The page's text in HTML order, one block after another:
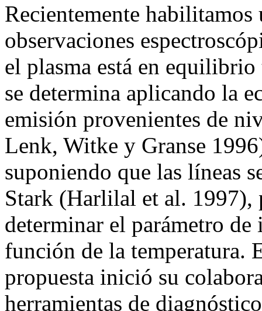
Recientemente habilitamos
observaciones
el plasma está en
se determina aplicando la
emisión provenientes de
Lenk, Witke y Granse
suponiendo que las líneas
Stark (Harlilal et al. 1997),
determinar el parámetro
función de la temperatura.
propuesta inició su
herramientas de